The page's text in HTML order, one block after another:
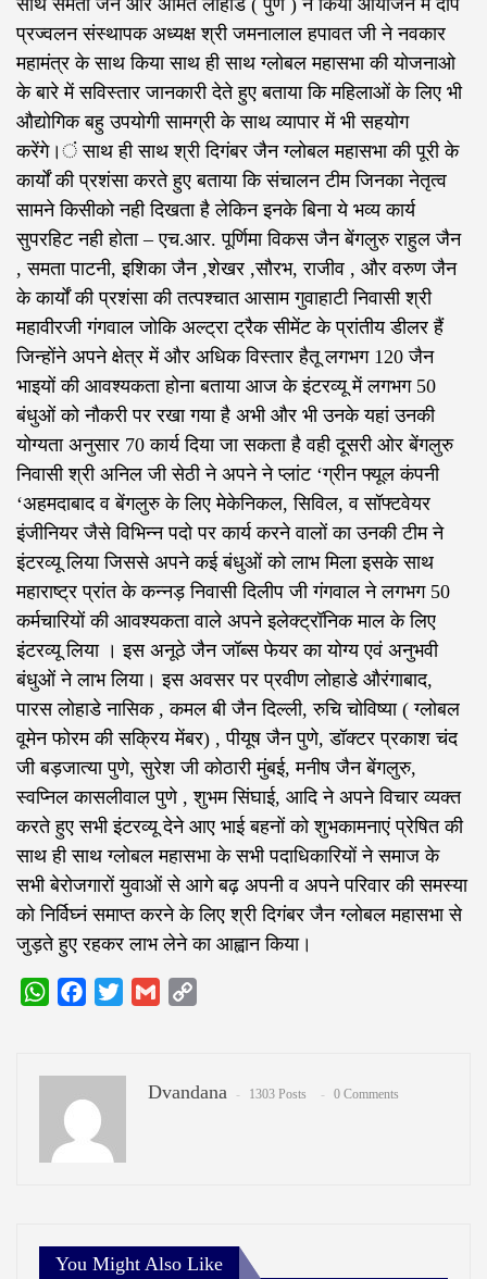
साथ समता जैन और अमित लोहाडे ( पुणे ) ने किया आयोजन में दीप
प्रज्वलन संस्थापक अध्यक्ष श्री जमनालाल हपावत जी ने नवकार
महामंत्र के साथ किया साथ ही साथ ग्लोबल महासभा की योजनाओ
के बारे में सविस्तार जानकारी देते हुए बताया कि महिलाओं के लिए भी
औद्योगिक बहु उपयोगी सामग्री के साथ व्यापार में भी सहयोग
करेंगे।ं साथ ही साथ श्री दिगंबर जैन ग्लोबल महासभा की पूरी‌ के
कार्यों की प्रशंसा करते हुए बताया कि संचालन टीम जिनका नेतृत्व
सामने किसीको नही दिखता है लेकिन इनके बिना ये भव्य कार्य
सुपरहिट नही होता – एच.आर. पूर्णिमा विकस जैन बेंगलुरु राहुल जैन
, समता पाटनी, इशिका जैन ,शेखर ,सौरभ, राजीव , और वरुण जैन
के कार्यों की प्रशंसा की तत्पश्चात आसाम गुवाहाटी निवासी श्री
महावीरजी गंगवाल जोकि अल्ट्रा ट्रैक सीमेंट के प्रांतीय डीलर हैं
जिन्होंने अपने क्षेत्र में और अधिक विस्तार हैतू लगभग 120 जैन
भाइयों की आवश्यकता होना बताया आज के इंटरव्यू में लगभग 50
बंधुओं को नौकरी पर रखा गया है अभी और भी उनके यहां उनकी
योग्यता अनुसार 70 कार्य दिया जा सकता है वही दूसरी ओर बेंगलुरु
निवासी श्री अनिल जी सेठी ने अपने ने प्लांट ‘ग्रीन फ्यूल कंपनी
‘अहमदाबाद व बेंगलुरु के लिए मेकेनिकल, सिविल, व सॉफ्टवेयर
इंजीनियर जैसे विभिन्न पदो पर कार्य करने वालों का उनकी टीम ने
इंटरव्यू लिया जिससे अपने कई बंधुओं को लाभ मिला इसके साथ
महाराष्ट्र प्रांत के कन्नड़ निवासी दिलीप जी गंगवाल ने लगभग 50
कर्मचारियों की आवश्यकता वाले अपने इलेक्ट्रॉनिक माल के लिए
इंटरव्यू लिया । इस अनूठे जैन जॉब्स फेयर का योग्य एवं अनुभवी
बंधुओं ने लाभ लिया। इस अवसर पर प्रवीण लोहाडे औरंगाबाद,
पारस लोहाडे‌ नासिक , कमल बी जैन दिल्ली, रुचि चोविष्या ( ग्लोबल
वूमेन फोरम की सक्रिय मेंबर) , पीयूष जैन पुणे, डॉक्टर प्रकाश चंद
जी बड़जात्या पुणे, सुरेश जी कोठारी मुंबई, मनीष जैन बेंगलुरु,
स्वप्निल कासलीवाल पुणे , शुभम सिंघाई, आदि ने अपने विचार व्यक्त
करते हुए सभी इंटरव्यू देने आए भाई बहनों को शुभकामनाएं प्रेषित की
साथ ही साथ ग्लोबल महासभा के सभी पदाधिकारियों ने समाज के
सभी बेरोजगारों युवाओं से आगे बढ़ अपनी व अपने परिवार की समस्या
को निर्विघ्नं समाप्त करने के लिए श्री दिगंबर जैन ग्लोबल महासभा से
जुड़ते हुए रहकर लाभ लेने का आह्वान किया।
WhatsAppFacebook
Twitter Gmail
Dvandana 1303 Posts 0 Comments
You Might Also Like